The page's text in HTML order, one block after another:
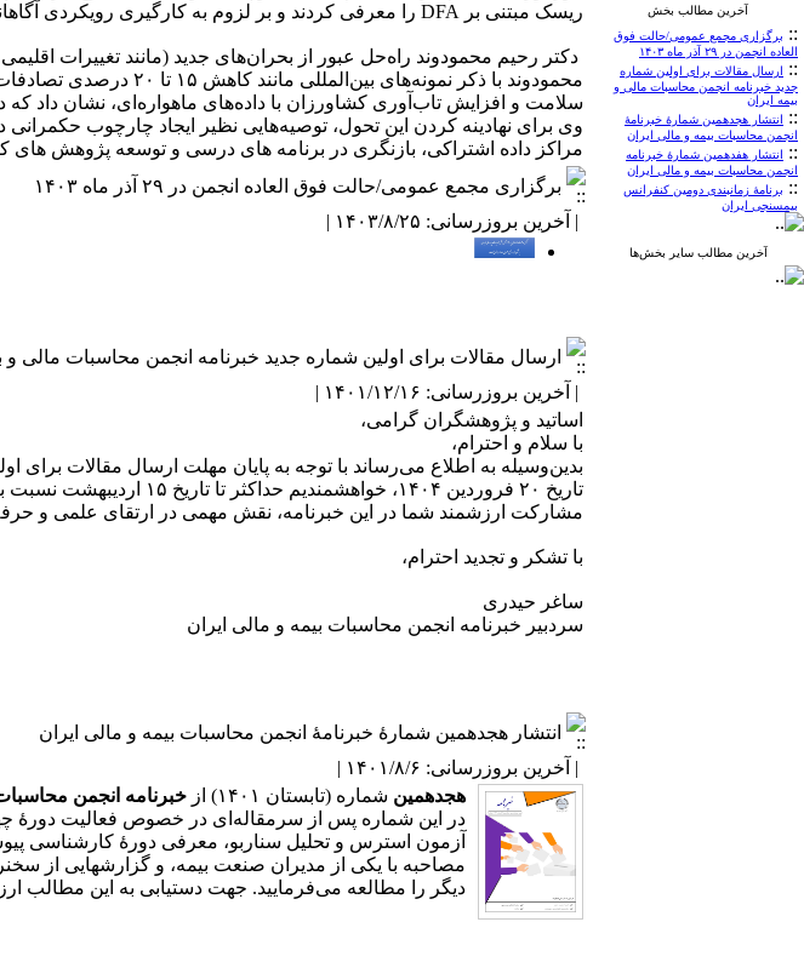
آخرین مطالب بخش
:: برگزاری مجمع عمومی/حالت فوق
العاده انجمن در ۲۹ آذر ماه ۱۴۰۳
:: ارسال مقالات برای اولین شماره
جدید خبرنامه انجمن محاسبات مالی و
بیمه ایران
:: انتشار هجدهمین شمارۀ خبرنامۀ
انجمن محاسبات بیمه و مالی ایران
:: انتشار هفدهمین شمارۀ خبرنامه
انجمن محاسبات بیمه و مالی ایران
:: برنامۀ زمانبندی دومین کنفرانس
بیمسنجی ایران
آخرین مطالب سایر بخش‌ها
ریسک مبتنی بر DFA را معرفی کردند و بر لزوم به کارگیری رویکردی آگاهانه و سنجیده در بکارگیری این تکنولوژی تأکید کردند.
دکتر رحیم محمودوند راه‌حل عبور از بحران‌های جدید (مانند تغییرات
محمودوند با ذکر
سلامت و افزایش تاب‌آوری کشاورزان با داده‌های ماهواره‌ای، نشان داد که
وی برای نهادینه کردن این تحول، توصیه‌هایی نظیر ایجاد چارچوب
مراکز داده اشتراکی، بازنگری در برنامه های درسی و توسعه پژوهش های
برگزاری مجمع عمومی/حالت فوق العاده انجمن در ۲۹ آذر ماه ۱۴۰۳
| آخرین بروزرسانی: ۱۴۰۳/۸/۲۵ |
ارسال مقالات برای اولین شماره جدید خبرنامه انجمن محاسبات مالی و
| آخرین بروزرسانی: ۱۴۰۱/۱۲/۱۶ |
اساتید و پژوهشگران گرامی،
با سلام و احترام،
بدین‌وسیله به اطلاع می‌رساند با توجه به پایان مهلت ارسال مقالات برای
تاریخ ۲۰ فروردین ۱۴۰۴، خواهشمندیم حداکثر تا تاریخ ۱۵ اردیبهشت نسبت به ارسال مقالات اقدام فرمایید.
مشارکت ارزشمند شما در این خبرنامه، نقش مهمی در ارتقای علمی و
با تشکر و تجدید احترام،
ساغر حیدری
سردبیر خبرنامه انجمن محاسبات بیمه و مالی ایران
انتشار هجدهمین شمارۀ خبرنامۀ انجمن محاسبات بیمه و مالی ایران
| آخرین بروزرسانی: ۱۴۰۱/۸/۶ |
هجدهمین شماره (تابستان ۱۴۰۱) از خبرنامه انجمن
در این شماره پس از سرمقاله‌ای در خصوص فعالیت دورۀ
آزمون استرس و تحلیل سناربو، معرفی دورۀ کارشناسی
مصاحبه با یکی از مدیران صنعت بیمه، و گزارشهایی از
دیگر را مطالعه می‌فرمایید. جهت دستیابی به این مطالب